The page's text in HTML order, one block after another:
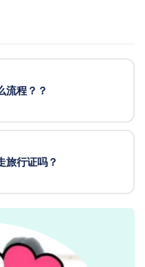
流程？？
旅行证吗？